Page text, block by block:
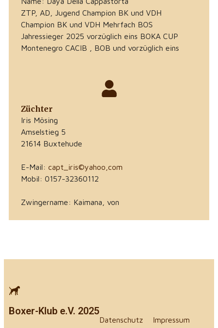
ZTP, AD, Jugend Champion BK und VDH
Champion BK und VDH Mehrfach BOS
Jahressieger 2025 vorzüglich eins BOKA CUP
Montenegro CACIB , BOB und vorzüglich eins
Züchter
Iris Mösing
Amselstieg 5
21614 Buxtehude
E-Mail: capt_iris©yahoo,com
Mobil: 0157-32360112
Zwingername: Kaimana, von
Boxer-Klub e.V. 2025
Datenschutz Impressum